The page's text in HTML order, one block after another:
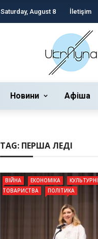
Saturday, August 8 İletişim
Новини Афіша
TAG: ПЕРША ЛЕДІ
ВІЙНА ЕКОНОМІКА
КУЛЬТУРНІ
ТОВАРИСТВА
ПОЛІТИКА